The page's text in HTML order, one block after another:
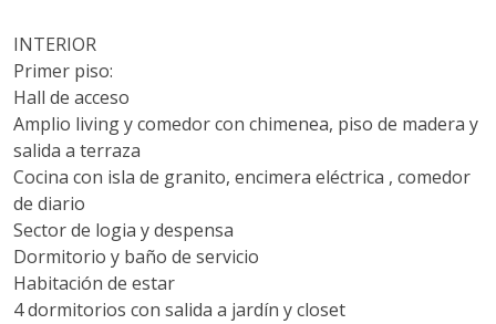
INTERIOR
Primer piso:
Hall de acceso
Amplio living y comedor con chimenea, piso de madera y
salida a terraza
Cocina con isla de granito, encimera eléctrica , comedor
de diario
Sector de logia y despensa
Dormitorio y baño de servicio
Habitación de estar
4 dormitorios con salida a jardín y closet